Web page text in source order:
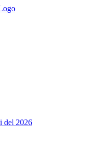
del 2026